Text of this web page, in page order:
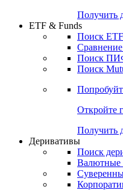
Получить
ETF & Funds
Поиск
Поиск
Поиск
Откройте
Получить
Деривативы
Поиск
Валютные